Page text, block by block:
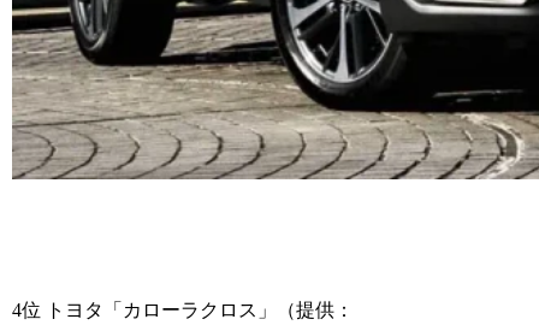
4位 トヨタ「カローラクロス」（提供：